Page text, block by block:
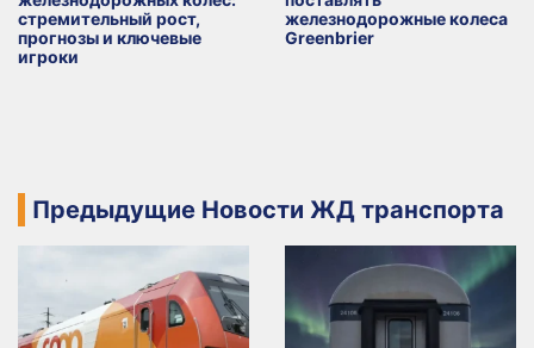
стремительный рост,
прогнозы и ключевые
игроки
железнодорожные колеса
Greenbrier
Предыдущие Новости ЖД транспорта